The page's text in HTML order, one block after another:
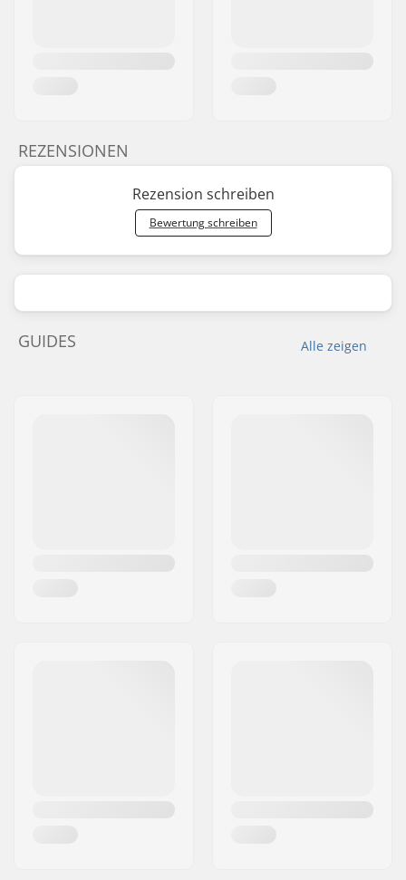
REZENSIONEN
Rezension schreiben
Bewertung schreiben
Alle zeigen
GUIDES